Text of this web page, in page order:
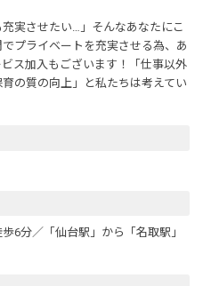
実させたい…」そんなあなたにこ
プライベートを充実させる為、あ
ス加入もございます！「仕事以外
の質の向上」と私たちは考えてい
6分／「仙台駅」から「名取駅」